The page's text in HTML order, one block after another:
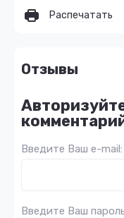
Распечатать
Отзывы
Введите Ваш e-mail:
Введите Ваш